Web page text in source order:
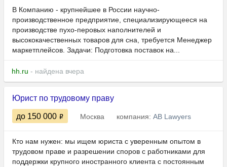
В Компанию - крупнейшее в России научно-
производственное предприятие, специализирующееся на
производстве пухо-перовых наполнителей и
высококачественных товаров для сна, требуется Менеджер
маркетплейсов. Задачи: Подготовка поставок на...
hh.ru - найдена вчера
Юрист по трудовому праву
до 150 000 Москва компания: AB Lawyers
Кто нам нужен: мы ищем юриста с уверенным опытом в
трудовом праве и разрешении споров с работниками для
поддержки крупного иностранного клиента с постоянным